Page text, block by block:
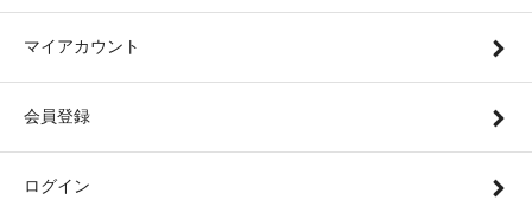
マイアカウント
会員登録
ログイン